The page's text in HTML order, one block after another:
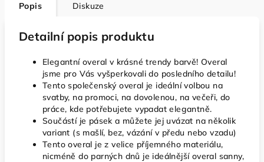
Popis Diskuze
Detailní popis produktu
Elegantní overal v krásné trendy barvě! Overal
jsme pro Vás vyšperkovali do posledního detailu!
Tento společenský overal je ideální volbou na
svatby, na promoci, na dovolenou, na večeři, do
práce, kde potřebujete vypadat elegantně.
Součástí je pásek a můžete jej uvázat na několik
variant (s mašlí, bez, vázání v předu nebo vzadu)
Tento overal je z velice příjemného materiálu,
nicméně do parných dnů je ideálnější overal sanny,